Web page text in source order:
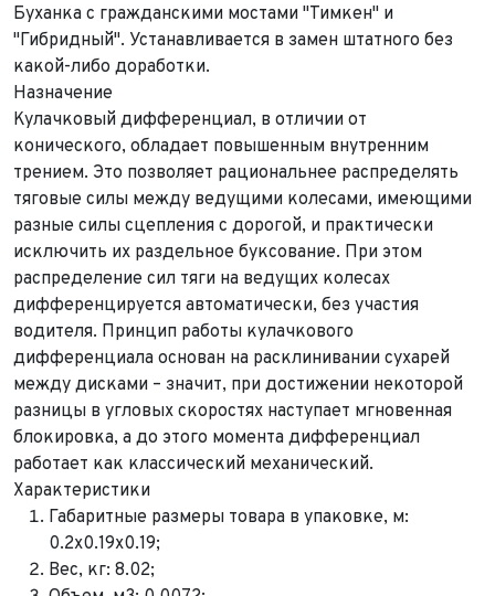
Буханка с гражданскими мостами "Тимкен" и
"Гибридный". Устанавливается в замен штатного без
какой-либо доработки.
Назначение
Кулачковый дифференциал, в отличии от
конического, обладает повышенным внутренним
трением. Это позволяет рациональнее распределять
тяговые силы между ведущими колесами, имеющими
разные силы сцепления с дорогой, и практически
исключить их раздельное буксование. При этом
распределение сил тяги на ведущих колесах
дифференцируется автоматически, без участия
водителя. Принцип работы кулачкового
дифференциала основан на расклинивании сухарей
между дисками – значит, при достижении некоторой
разницы в угловых скоростях наступает мгновенная
блокировка, а до этого момента дифференциал
работает как классический механический.
Характеристики
Габаритные размеры товара в упаковке, м:
0.2х0.19х0.19;
Вес, кг: 8.02;